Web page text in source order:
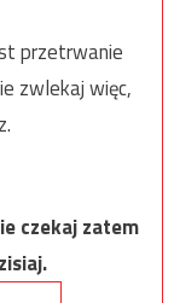
przetrwanie
zwlekaj więc,
czekaj zatem